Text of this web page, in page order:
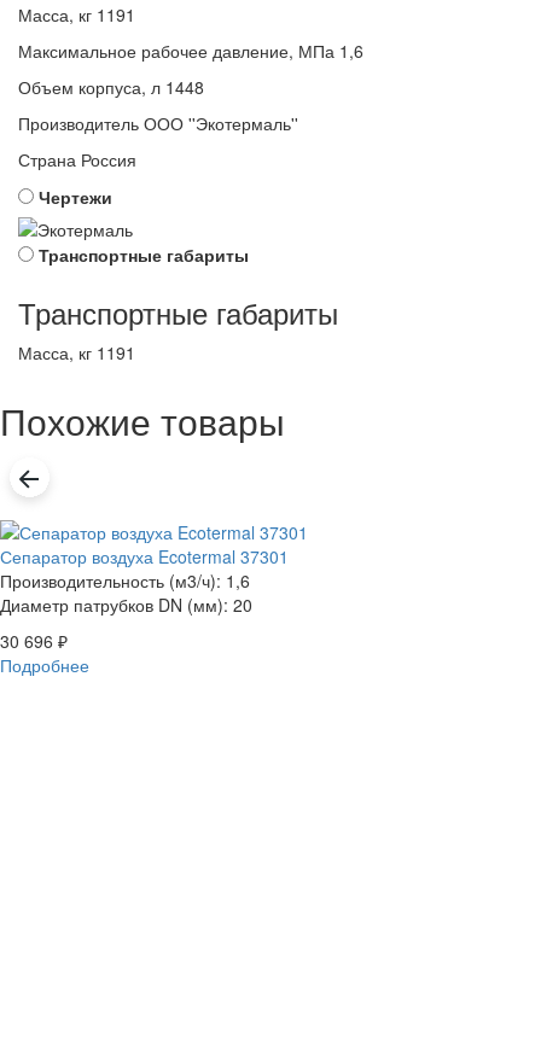
Масса, кг 1191
Максимальное рабочее давление, МПа 1,6
Объем корпуса, л 1448
Производитель ООО ''Экотермаль''
Страна Россия
Чертежи
Транспортные габариты
Транспортные габариты
Масса, кг 1191
Похожие товары
Сепаратор воздуха Ecotermal 37301
Производительность (м3/ч): 1,6
Диаметр патрубков DN (мм): 20
30 696 ₽
Подробнее